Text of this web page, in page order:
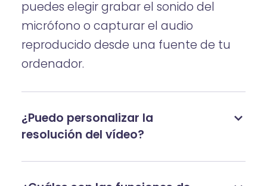
puedes elegir grabar el sonido del
micrófono o capturar el audio
reproducido desde una fuente de tu
ordenador.
¿Puedo personalizar la
resolución del vídeo?